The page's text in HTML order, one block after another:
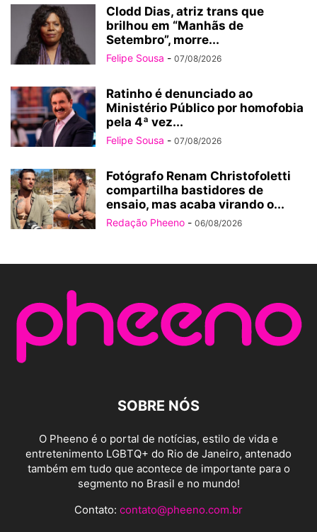
Clodd Dias, atriz trans que
brilhou em “Manhãs de
Setembro”, morre...
Felipe Sousa - 07/08/2026
Ratinho é denunciado ao
Ministério Público por homofobia
pela 4ª vez...
Felipe Sousa - 07/08/2026
Fotógrafo Renam Christofoletti
compartilha bastidores de
ensaio, mas acaba virando o...
Redação Pheeno - 06/08/2026
SOBRE NÓS
O Pheeno é o portal de notícias, estilo de vida e
entretenimento LGBTQ+ do Rio de Janeiro, antenado
também em tudo que acontece de importante para o
segmento no Brasil e no mundo!
Contato: contato@pheeno.com.br